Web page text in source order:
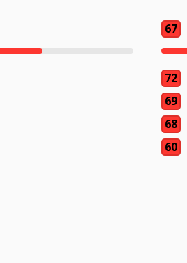
67
72
69
68
60